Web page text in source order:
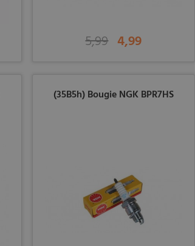
5,99 4,99
(35B5h) Bougie NGK BPR7HS